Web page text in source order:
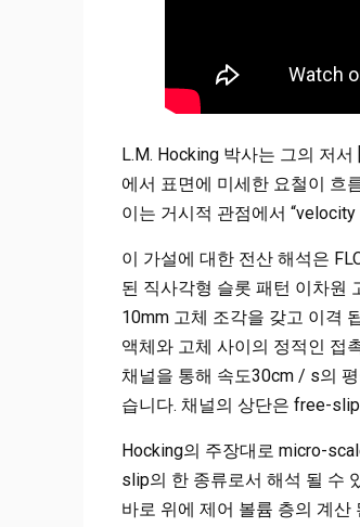
L.M. Hocking 박사는 그의 저서
에서 표면에 미세한 요철이 흐
이는 거시적 관점에서
이 가설에 대한 전산 해석은
된 직사각형 슬롯 패턴 이차원
10mm 고체 조각을 갖고 이격
액체와 고체 사이의 정적인 접
채널을 통해 속도30cm / s의
습니다. 채널의 상단은 free-
Hocking의 주장대로 micro-
slip의 한 종류로서 해석 될 수
바로 위에 제어 볼륨 층의 계산